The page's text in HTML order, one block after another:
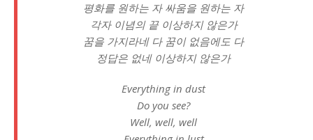
평화를 원하는 자 싸움을 원하는 자
각자 이념의 끝 이상하지 않은가
꿈을 가지라네 다 꿈이 없음에도 다
정답은 없네 이상하지 않은가
Everything in dust
Do you see?
Well, well, well